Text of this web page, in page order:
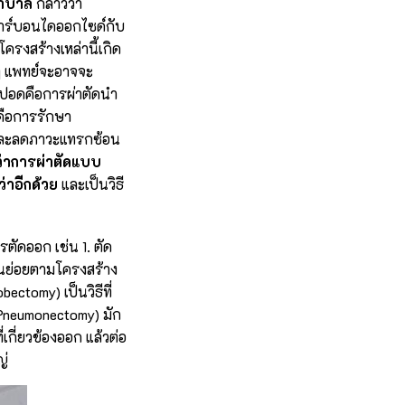
ร์บอนไดออกไซด์กับ
รงสร้างเหล่านี้เกิด
พทย์จะอาจจะ
อดคือการผ่าตัดนำ
อการรักษา
ลดภาวะแทรกซ้อน
การผ่าตัดแบบ
าอีกด้วย และเป็นวิธี
ตัดออก เช่น 1. ตัด
อยตามโครงสร้าง
เป็นวิธีที่
มัก
กี่ยวข้องออก แล้วต่อ